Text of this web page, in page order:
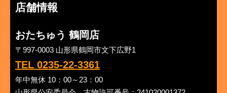
店舗情報
おたちゅう 鶴岡店
〒997-0003 山形県鶴岡市文下広野1
TEL 0235-22-3361
年中無休 10：00～23：00